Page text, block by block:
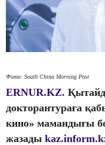
Фото: South China Morning Post
ERNUR.KZ.
докторантураға
кино» мамандығы
жазады